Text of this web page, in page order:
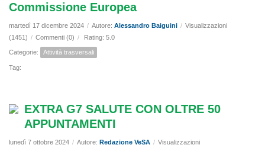
Commissione Europea
martedì 17 dicembre 2024 / Autore: Alessandro Baiguini / Visualizzazioni
(1451) / Commenti (0) / Rating: 5.0
Categorie: Attività trasversali
Tag:
EXTRA G7 SALUTE CON OLTRE 50
APPUNTAMENTI
lunedì 7 ottobre 2024 / Autore: Redazione VeSA / Visualizzazioni